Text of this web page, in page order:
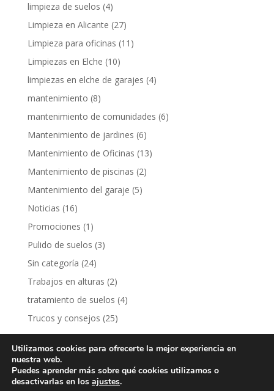
limpieza de suelos (4)
Limpieza en Alicante (27)
Limpieza para oficinas (11)
Limpiezas en Elche (10)
limpiezas en elche de garajes (4)
mantenimiento (8)
mantenimiento de comunidades (6)
Mantenimiento de jardines (6)
Mantenimiento de Oficinas (13)
Mantenimiento de piscinas (2)
Mantenimiento del garaje (5)
Noticias (16)
Promociones (1)
Pulido de suelos (3)
Sin categoría (24)
Trabajos en alturas (2)
tratamiento de suelos (4)
Trucos y consejos (25)
Utilizamos cookies para ofrecerte la mejor experiencia en
nuestra web.
Puedes aprender más sobre qué cookies utilizamos o
desactivarlas en los ajustes.